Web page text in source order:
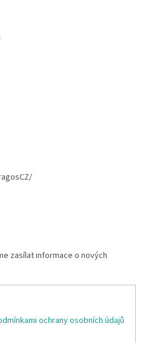
zasílat informace o nových
ochrany osobních údajů